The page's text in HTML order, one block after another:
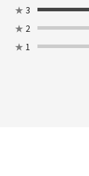
★ 3
★ 2
★ 1